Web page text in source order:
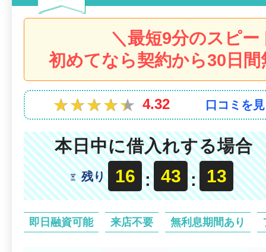
＼最短9分のスピー
初めてなら契約から30日
★★★★★
★★★★★ 4.32 口コミを
本日中に借入れする場合
残り 16 : 43 : 11
即日融資可能 来店不要 無利息期間あり